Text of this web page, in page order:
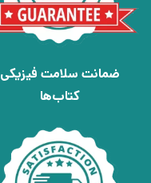
ضمانت سلامت فیزیکی
کتاب‌ها